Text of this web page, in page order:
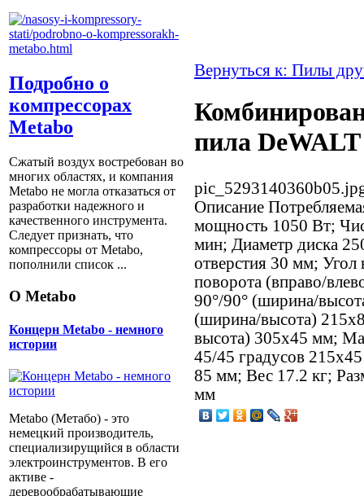
Подробно о
компрессорах
Metabo
Сжатый воздух востребован во
многих областях, и компания
Metabo не могла отказаться от
разработки надежного и
качественного инструмента.
Следует признать, что
компрессоры от Metabо,
пополнили список ...
О Metabo
Концерн Metabo - немного
истории
Metabo (Метабо) - это
немецкий производитель,
специализирущийся в области
электроинструментов. В его
активе -
деревообрабатывающие
Вернуться к: Пилы
пила
Описание
мощность 1050 Вт;
мин; Диаметр диска
отверстия 30 мм; Угол
поворота (вправо/
90°/90° (ширина/
(ширина/высота)
высота) 305x45 мм;
45/45 градусов
85 мм; Вес 17.2 кг;
мм